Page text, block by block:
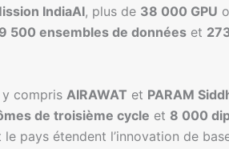
IndiaAI, plus de 38 000 GPU
9 500 ensembles de données et
y compris AIRAWAT et PARAM
de troisième cycle et 8 000
le pays étendent l’innovation de